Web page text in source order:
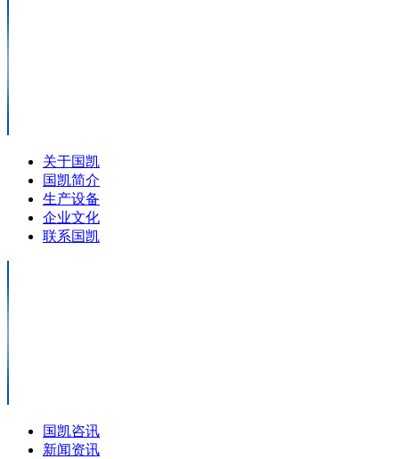
关于国凯
国凯简介
生产设备
企业文化
联系国凯
国凯咨讯
新闻资讯